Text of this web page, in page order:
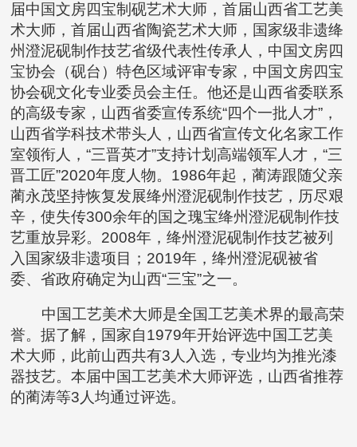
届中国文房四宝制砚艺术大师，首届山西省工艺美
术大师，首届山西省陶瓷艺术大师，国家级非遗绛
州澄泥砚制作技艺省级代表性传承人，中国文房四
宝协会（砚台）特色区域评审专家，中国文房四宝
协会砚文化专业委员会主任。他还是山西省委联系
的高级专家，山西省委宣传系统“四个一批人才”，
山西省学科技术带头人，山西省宣传文化名家工作
室领衔人，“三晋英才”支持计划高端领军人才，“三
晋工匠”2020年度人物。1986年起，蔺涛跟随父亲
蔺永茂坚持恢复发展绛州澄泥砚制作技艺，历尽艰
辛，使失传300余年的国之瑰宝绛州澄泥砚制作技
艺重放异彩。2008年，绛州澄泥砚制作技艺被列
入国家级非遗项目；2019年，绛州澄泥砚被省
委、省政府确定为山西“三宝”之一。
中国工艺美术大师是全国工艺美术界的最高荣
誉。据了解，国家自1979年开始评选中国工艺美
术大师，此前山西共有3人入选，专业均为推光漆
器技艺。本届中国工艺美术大师评选，山西省推荐
的蔺涛等3人均通过评选。